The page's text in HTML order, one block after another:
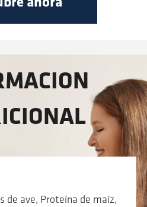
de ave, Proteína de maíz,